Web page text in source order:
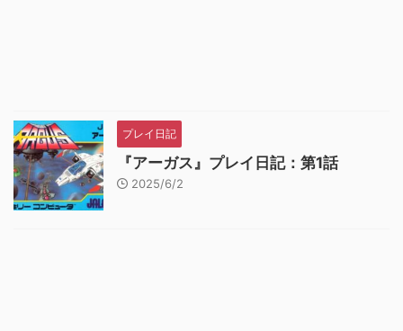
プレイ日記
『アーガス』プレイ日記：第1話
2025/6/2